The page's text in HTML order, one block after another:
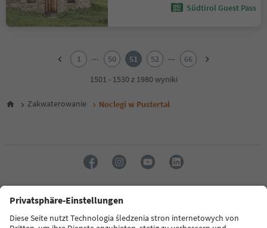
Südtirol Guest Pass
6
13
14
16
1 ... 50 51 52 ...
66
1501 - 1530 z 1980 wyniki
Zakwaterowanie Noclegi w Pustertal
Język: Polski